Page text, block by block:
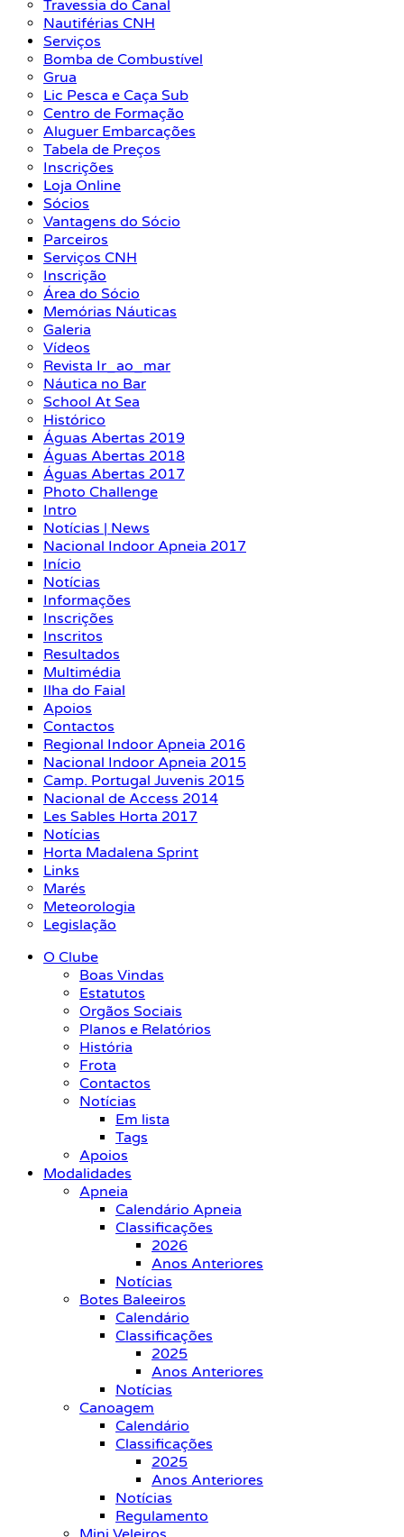
Travessia do Canal
Nautiférias CNH
Serviços
Bomba de Combustível
Grua
Lic Pesca e Caça Sub
Centro de Formação
Aluguer Embarcações
Tabela de Preços
Inscrições
Loja Online
Sócios
Vantagens do Sócio
Parceiros
Serviços CNH
Inscrição
Área do Sócio
Memórias Náuticas
Galeria
Vídeos
Revista Ir_ao_mar
Náutica no Bar
School At Sea
Histórico
Águas Abertas 2019
Águas Abertas 2018
Águas Abertas 2017
Photo Challenge
Intro
Notícias | News
Nacional Indoor Apneia 2017
Início
Notícias
Informações
Inscrições
Inscritos
Resultados
Multimédia
Ilha do Faial
Apoios
Contactos
Regional Indoor Apneia 2016
Nacional Indoor Apneia 2015
Camp. Portugal Juvenis 2015
Nacional de Access 2014
Les Sables Horta 2017
Notícias
Horta Madalena Sprint
Links
Marés
Meteorologia
Legislação
O Clube
Boas Vindas
Estatutos
Orgãos Sociais
Planos e Relatórios
História
Frota
Contactos
Notícias
Em lista
Tags
Apoios
Modalidades
Apneia
Calendário Apneia
Classificações
2026
Anos Anteriores
Notícias
Botes Baleeiros
Calendário
Classificações
2025
Anos Anteriores
Notícias
Canoagem
Calendário
Classificações
2025
Anos Anteriores
Notícias
Regulamento